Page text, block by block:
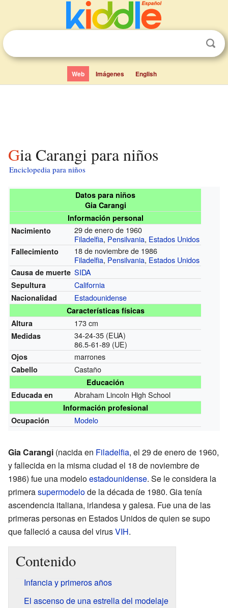
Web Imágenes English
Gia Carangi para niños
Enciclopedia para niños
Datos para niños
Gia Carangi
Información personal
Nacimiento
29 de enero de 1960
Filadelfia, Pensilvania, Estados Unidos
Fallecimiento
18 de noviembre de 1986
Filadelfia, Pensilvania, Estados Unidos
Causa de muerte SIDA
Sepultura California
Nacionalidad Estadounidense
Características físicas
Altura
173 cm
Medidas
34-24-35 (EUA)
86.5-61-89 (UE)
Ojos marrones
Cabello Castaño
Educación
Educada en
Abraham Lincoln High School
Información profesional
Ocupación
Modelo
Gia Carangi (nacida en Filadelfia, el 29 de enero de 1960,
y fallecida en la misma ciudad el 18 de noviembre de
1986) fue una modeloestadounidense. Se le considera la
primerasupermodelode la década de 1980. Gia tenía
ascendencia italiana, irlandesa y galesa. Fue una de las
primeras personas en Estados Unidos de quien se supo
que falleció a causa del virusVIH.
Contenido
Infancia y primeros años
El ascenso de una estrella del modelaje